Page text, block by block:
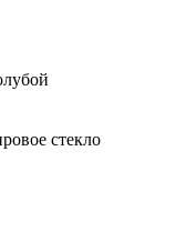
стекло